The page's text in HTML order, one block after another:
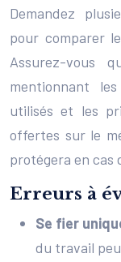
Demandez
pour comparer
Assurez-vous
mentionnant
utilisés et les
offertes sur le
protégera en cas
Erreurs à
Se fier
du travail